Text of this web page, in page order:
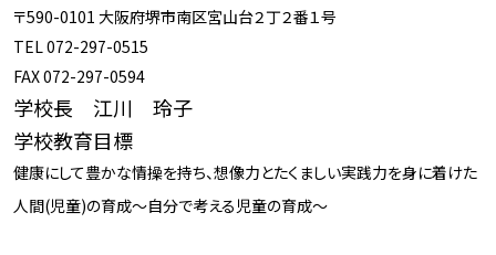
〒590-0101 大阪府堺市南区宮山台２丁２番１号
TEL 072-297-0515
FAX 072-297-0594
学校長 江川 玲子
学校教育目標
健康にして豊かな情操を持ち、想像力とたくましい実践力を身に着けた
人間(児童)の育成～自分で考える児童の育成～